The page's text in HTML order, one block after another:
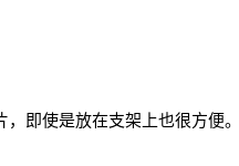
，即使是放在支架上也很方便